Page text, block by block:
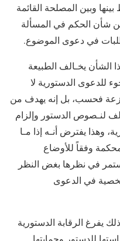
وبين المصلحة القائمة
شأن الحكم في المسألة
طلبات في دعوى الموضوع.
الشأن يخـالف الطبيعة
للدعوى الدستورية لا
فحسب، بل إنه يهدف من
لنـصوص الدستور وإلزام
وهذا يفترض أنـه إذا مـا
وفقاً للأوضاع
تستمر في نظرها بغض النظر
في الدعوى
يفرغ الرقابة الدستورية
للدستور وحمايتها